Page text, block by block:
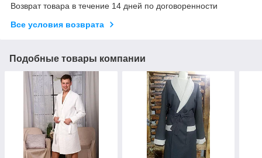
Возврат товара в течение 14 дней по договоренности
Все условия возврата
Подобные товары компании